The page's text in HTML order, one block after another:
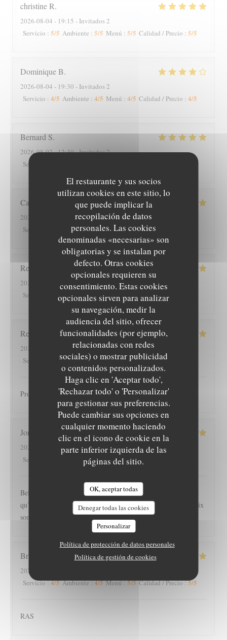
El restaurante y sus socios
utilizan cookies en este sitio, lo
que puede implicar la
recopilación de datos
personales. Las cookies
denominadas «necesarias» son
obligatorias y se instalan por
defecto. Otras cookies
opcionales requieren su
consentimiento. Estas cookies
opcionales sirven para analizar
su navegación, medir la
audiencia del sitio, ofrecer
funcionalidades (por ejemplo,
relacionadas con redes
sociales) o mostrar publicidad
o contenidos personalizados.
Haga clic en 'Aceptar todo',
'Rechazar todo' o 'Personalizar'
para gestionar sus preferencias.
Puede cambiar sus opciones en
cualquier momento haciendo
clic en el icono de cookie en la
parte inferior izquierda de las
páginas del sitio.
OK, aceptar todas
Denegar todas las cookies
Personalizar
Política de protección de datos personales
Política de gestión de cookies
christineR
2026-08-04 - 19:15 - Invitados 2
Servicio : 5/5 Ambiente : 5/5 Menú : 5/5 Calidad / Precio : 5/5
DominiqueB
2026-08-04 - 19:30 - Invitados 2
Servicio : 4/5 Ambiente : 4/5 Menú : 4/5 Calidad / Precio : 4/5
BernardS
2026-08-02- 12:30 - Invitados 2
Servicio
Cathy
2026-08-03
- 12:00 - Invitados 2
Servicio
Ambiente:5/5 Menú: 5/5 Calidad / Precio
Rene
2026-08-02
- 19:00 - Invitados 4
Servicio
/5 Ambiente : 4 /5 Menú : 4/5 Calidad / Precio
Regine
2026-07-31
- 20:15 - Invitados 2
Servicio
/5 Ambiente: 5 /5 Menú: 5/5 Calidad / Precio
Produits très bons, accueil chaleureux. A recommander !
Joris
2026-07-26
- 18:45 - Invitados 3
Servicio
Ambiente:5/5 Menú: 5/5 Calidad / Precio
Belle endroit, calme et chaleureux. Les serveuses sont plus
qu’agréable et souriante. Nous y avons très bien mangé, les prix
sont raisonnable pour la qualité des plats, nous reviendrons
Bruno
2026-07-26
Servicio:4/5 Ambiente:4/5 Menú:5/5 Calidad / Precio:5/5
RAS